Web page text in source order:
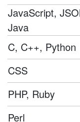
JavaScript,
Java
C, C++, Python
CSS
PHP, Ruby
Perl